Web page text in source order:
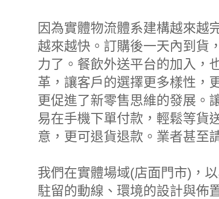
因為實體物流體系建構越來越
越來越快。訂購後一天內到貨
力了。餐飲外送平台的加入，
革，讓客戶的選擇更多樣性，
更促進了新零售思維的發展。
易在手機下單付款，輕鬆等貨
意，更可退貨退款。業者甚至
我們在實體場域(店面門市)，
駐留的動線、環境的設計與佈